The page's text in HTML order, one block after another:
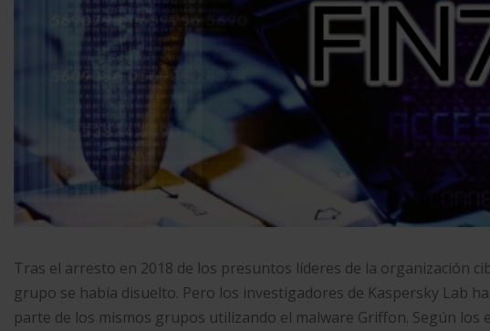
Tras el arresto en 2018 de los presuntos líderes de la organización
grupo se había disuelto. Pero los investigadores de Kaspersky Lab
parte de los mismos grupos utilizando el malware Griffon. Según los